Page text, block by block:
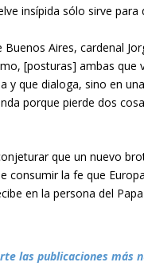
insípida sólo sirve
Aires, cardenal
[posturas] ambas que
y que dialoga, sino en
porque pierde dos
que un nuevo
consumir la fe que
en la persona del
las publicaciones más